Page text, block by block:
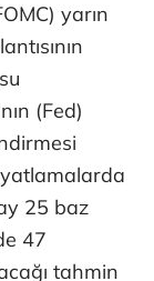
yarın
(Fed)
25 baz
47
tahmin